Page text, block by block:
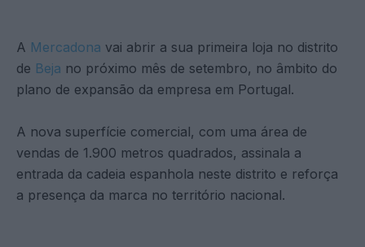
A Mercadona vai abrir a sua primeira loja no distrito
de Beja no próximo mês de setembro, no âmbito do
plano de expansão da empresa em Portugal.
A nova superfície comercial, com uma área de
vendas de 1.900 metros quadrados, assinala a
entrada da cadeia espanhola neste distrito e reforça
a presença da marca no território nacional.